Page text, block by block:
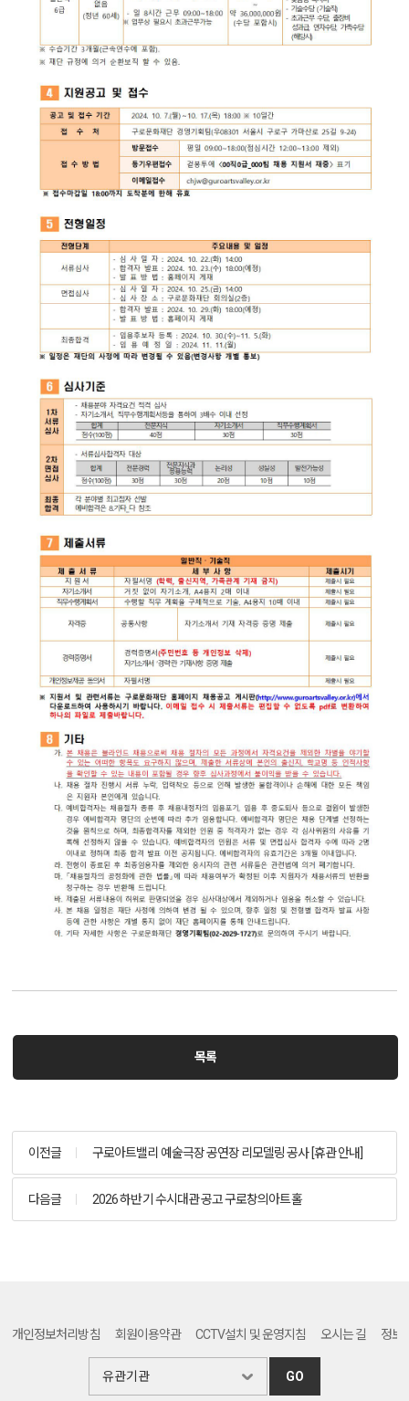
목록
이전글 구로아트밸리 예술극장 공연장 리모델링 공사 [휴관 안내]
다음글 2026 하반기 수시대관 공고 구로창의아트홀
개인정보처리방침 회원이용약관 CCTV설치 및 운영지침 오시는 길 정보
GO